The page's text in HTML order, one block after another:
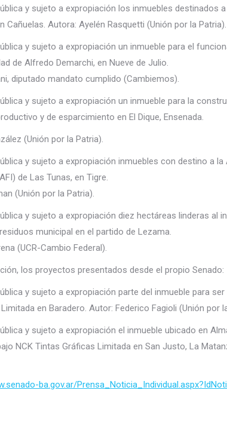
y sujeto a expropiación los inmuebles destinados
Cañuelas. Autora: Ayelén Rasquetti (Unión por la Patria).
y sujeto a expropiación un inmueble para el
de Alfredo Demarchi, en Nueve de Julio.
diputado mandato cumplido (Cambiemos).
y sujeto a expropiación un inmueble para la
y de esparcimiento en El Dique, Ensenada.
(Unión por la Patria).
y sujeto a expropiación inmuebles con destino a
de Las Tunas, en Tigre.
(Unión por la Patria).
y sujeto a expropiación diez hectáreas linderas al
municipal en el partido de Lezama.
(UCR-Cambio Federal).
los proyectos presentados desde el propio Senado:
y sujeto a expropiación parte del inmueble para
en Baradero. Autor: Federico Fagioli (Unión por
y sujeto a expropiación el inmueble ubicado en
NCK Tintas Gráficas Limitada en San Justo, La
ba.gov.ar/